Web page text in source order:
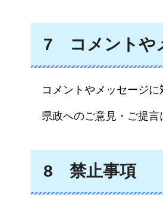
7 コメントや
コメントやメッセージ
県政へのご意見・ご提言
8 禁止事項